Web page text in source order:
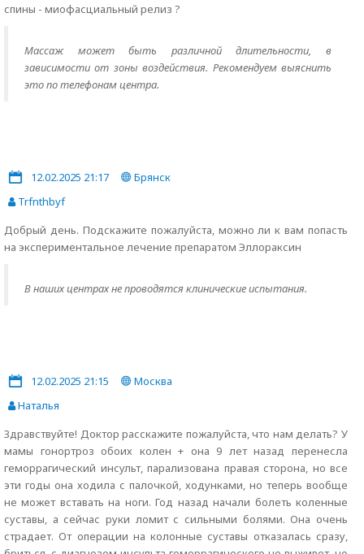
спины - миофасциальный релиз ?
Массаж может быть различной длительности, в
зависимости от зоны воздействия. Рекомендуем выяснить
это по телефонам центра.
12.02.2025 21:17
Брянск
Trfnthbyf
Добрый день. Подскажите пожалуйста, можно ли к вам попасть
на экспериментальное лечение препаратом Эллораксин
В наших центрах не проводятся клинические испытания.
12.02.2025 21:15
Москва
Наталья
Здравствуйте! Доктор расскажите пожалуйста, что нам делать? У
мамы гонортроз обоих колен + она 9 лет назад перенесла
геморрагический инсульт, парализована правая сторона, но все
эти годы она ходила с палочкой, ходунками, но теперь вообще
не может вставать на ноги. Год назад начали болеть коленные
суставы, а сейчас руки ломит с сильными болями. Она очень
страдает. От операции на колонные суставы отказалась сразу,